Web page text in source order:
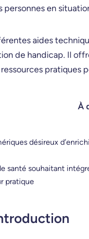
en
aides
de handicap. Il
À
désireux
santé souhaitant
pratique